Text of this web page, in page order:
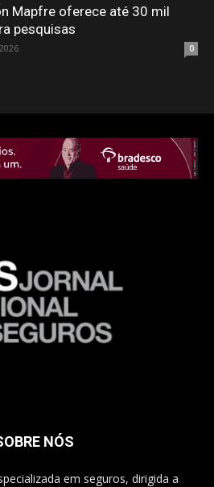
Mapfre oferece até 30 mil
pesquisas
0
NÓS
em seguros, dirigida a